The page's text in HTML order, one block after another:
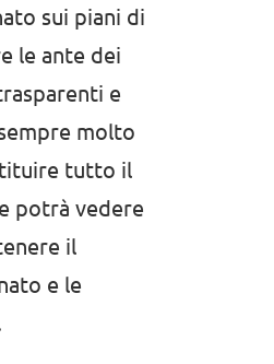
sui piani di
le ante dei
e
molto
tutto il
potrà vedere
il
e le